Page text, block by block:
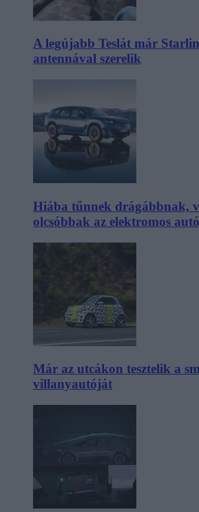
A legújabb Teslát már
antennával szerelik
Hiába tűnnek drágábbnak,
olcsóbbak az elektromos
Már az utcákon tesztelik a
villanyautóját